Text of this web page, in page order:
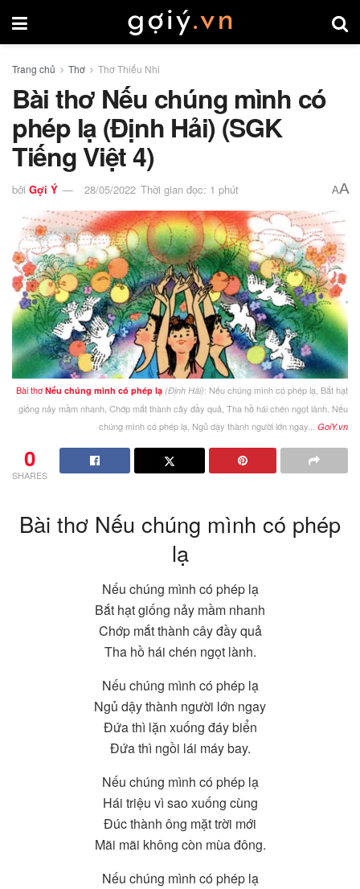
Trang chủ Thơ Thơ Thiếu Nhi
Bài thơ Nếu chúng mình có
phép lạ (Định Hải) (SGK
Tiếng Việt 4)
bởi Gợi Ý 28/05/2022 Thời gian đọc: 1 phút AA
Bài thơNếu chúng mình có phép lạ (Định Hải): Nếu chúng mình có phép lạ, Bắt hạt
giống nảy mầm nhanh, Chớp mắt thành cây đầy quả, Tha hồ hái chén ngọt lành. Nếu
chúng mình có phép lạ, Ngủ dậy thành người lớn ngay... GoiY.vn
0
SHARES
Bài thơ Nếu chúng mình có phép
lạ
Nếu chúng mình có phép lạ
Bắt hạt giống nảy mầm nhanh
Chớp mắt thành cây đầy quả
Tha hồ hái chén ngọt lành.
Nếu chúng mình có phép lạ
Ngủ dậy thành người lớn ngay
Đứa thì lặn xuống đáy biển
Đứa thì ngồi lái máy bay.
Nếu chúng mình có phép lạ
Hái triệu vì sao xuống cùng
Đúc thành ông mặt trời mới
Mãi mãi không còn mùa đông.
Nếu chúng mình có phép lạ